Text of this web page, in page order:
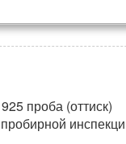
проба (оттиск)